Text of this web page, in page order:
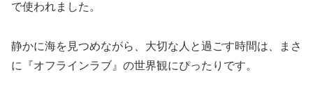
で使われました。
静かに海を見つめながら、大切な人と過ごす時間は、まさ
に『オフラインラブ』の世界観にぴったりです。